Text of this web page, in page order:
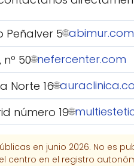
Peñalver 5🌐abimur.com
50🌐nefercenter.com
Norte 16🌐
número 19🌐
en junio 2026. No es
centro en el registro